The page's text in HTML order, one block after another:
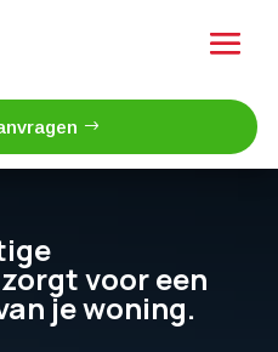
voor een
je woning.​